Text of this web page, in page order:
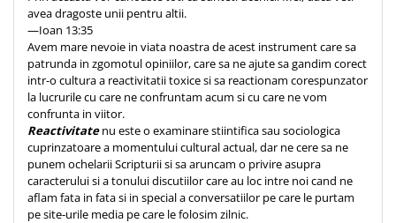
Diverse
Lupta Spirituala
Schimbarea caracterului
Slujire
Suferinta
Viata din belsug
Viata de zi cu zi
Despre afaceri
Dezvoltare personala
avea dragoste unii pentru altii.
—Ioan 13:35
Avem mare nevoie in viata noastra de acest instrument care sa
patrunda in zgomotul opiniilor, care sa ne ajute sa gandim corect
intr-o cultura a reactivitatii toxice si sa reactionam corespunzator
la lucrurile cu care ne confruntam acum si cu care ne vom
confrunta in viitor.
Reactivitatenu este o examinare stiintifica sau sociologica
cuprinzatoare a momentului cultural actual, dar ne cere sa ne
punem ochelarii Scripturii si sa aruncam o privire asupra
caracterului si a tonului discutiilor care au loc intre noi cand ne
aflam fata in fata si in special a conversatiilor pe care le purtam
pe site‑urile media pe care le folosim zilnic.